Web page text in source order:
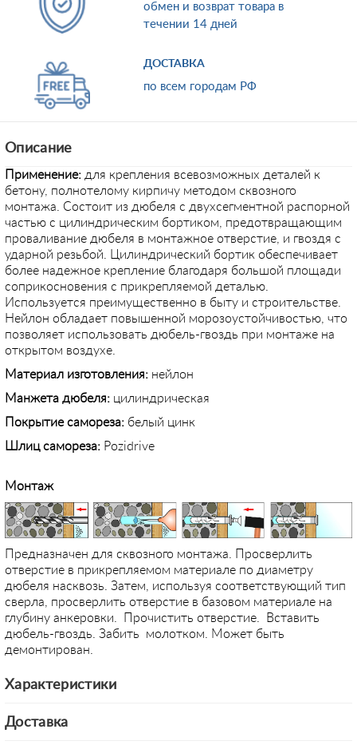
обмен и возврат товара в
течении 14 дней
ДОСТАВКА
по всем городам РФ
Описание
Применение: для крепления всевозможных деталей к
бетону, полнотелому кирпичу методом сквозного
монтажа. Состоит из дюбеля с двухсегментной распорной
частью с цилиндрическим бортиком, предотвращающим
проваливание дюбеля в монтажное отверстие, и гвоздя с
ударной резьбой. Цилиндрический бортик обеспечивает
более надежное крепление благодаря большой площади
соприкосновения с прикрепляемой деталью.
Используется преимущественно в быту и строительстве.
Нейлон обладает повышенной морозоустойчивостью, что
позволяет использовать дюбель-гвоздь при монтаже на
открытом воздухе.
Материал изготовления: нейлон
Манжета дюбеля: цилиндрическая
Покрытие самореза: белый цинк
Шлиц самореза: Pozidrive
Монтаж
Предназначен для сквозного монтажа. Просверлить
отверстие в прикрепляемом материале по диаметру
дюбеля насквозь. Затем, используя соответствующий тип
сверла, просверлить отверстие в базовом материале на
глубину анкеровки. Прочистить отверстие. Вставить
дюбель-гвоздь. Забить молотком. Может быть
демонтирован.
Характеристики
Доставка